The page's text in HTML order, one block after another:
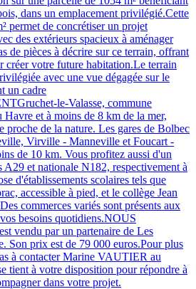
dans un emplacement privilégié.Cette
permet de concrétiser un projet
des extérieurs spacieux à aménager
de pièces à décrire sur ce terrain, offrant
créer votre future habitation.Le terrain
avec une vue dégagée sur le
un cadre
le-Valasse, commune
Havre et à moins de 8 km de la mer,
proche de la nature. Les gares de Bolbec
Virville - Manneville et Foucart -
de 10 km. Vous profitez aussi d'un
A29 et nationale N182, respectivement à
d'établissements scolaires tels que
accessible à pied, et le collège Jean
commerces variés sont présents aux
besoins quotidiens.NOUS
vendu par un partenaire de Les
Son prix est de 79 000 euros.Pour plus
à contacter Marine VAUTIER au
tient à votre disposition pour répondre à
dans votre projet.